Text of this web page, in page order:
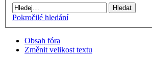
Pokročilé hledání
Obsah fóra
Změnit velikost textu